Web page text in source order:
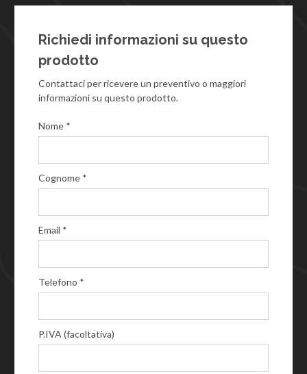
Richiedi informazioni su questo
prodotto
Contattaci per ricevere un preventivo o maggiori
informazioni su questo prodotto.
Nome *
Cognome *
Email *
Telefono *
P.IVA (facoltativa)